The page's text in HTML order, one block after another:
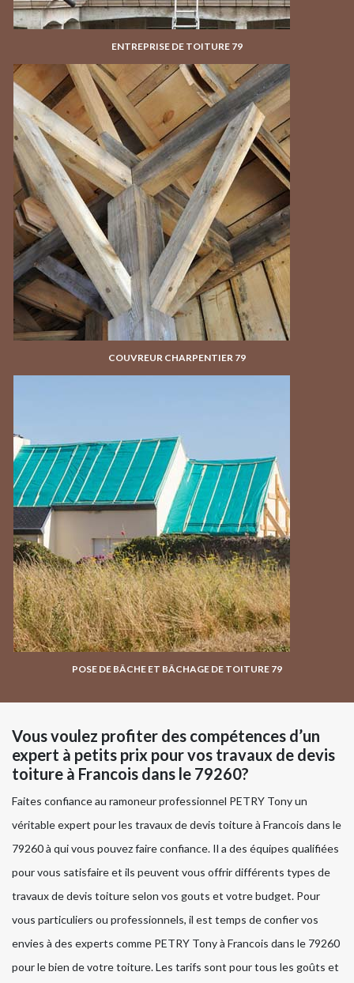
ENTREPRISE DE TOITURE 79
COUVREUR CHARPENTIER 79
POSE DE BÂCHE ET BÂCHAGE DE TOITURE 79
Vous voulez profiter des compétences d’un
expert à petits prix pour vos travaux de devis
toiture à Francois dans le 79260?
Faites confiance au ramoneur professionnel PETRY Tony un
véritable expert pour les travaux de devis toiture à Francois dans le
79260 à qui vous pouvez faire confiance. Il a des équipes qualifiées
pour vous satisfaire et ils peuvent vous offrir différents types de
travaux de devis toiture selon vos gouts et votre budget. Pour
vous particuliers ou professionnels, il est temps de confier vos
envies à des experts comme PETRY Tony à Francois dans le 79260
pour le bien de votre toiture. Les tarifs sont pour tous les goûts et